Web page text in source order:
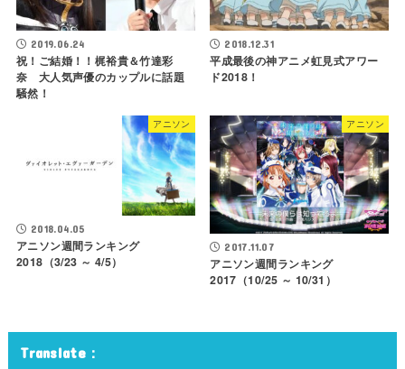
2019.06.24
祝！ご結婚！！梶裕貴＆竹達彩
奈 大人気声優のカップルに話題
騒然！
2018.12.31
平成最後の神アニメ虹見式アワー
ド2018！
アニソン
2018.04.05
アニソン週間ランキング
2018（3/23 ～ 4/5）
アニソン
2017.11.07
アニソン週間ランキング
2017（10/25 ～ 10/31）
Translate：